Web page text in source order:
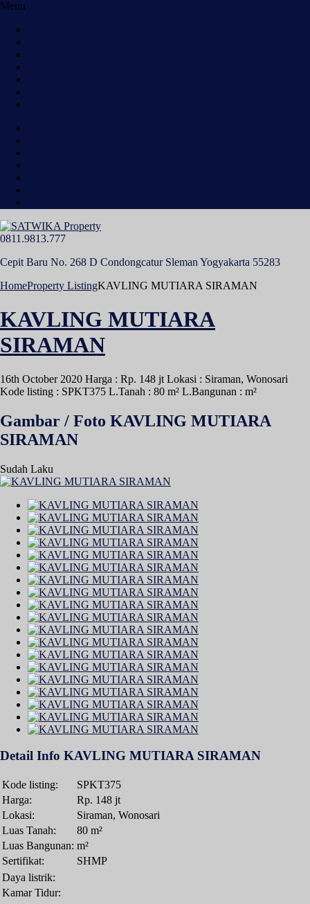
Menu
0811.9813.777
Cepit Baru No. 268 D Condongcatur Sleman Yogyakarta 55283
HomeProperty ListingKAVLING MUTIARA SIRAMAN
KAVLING MUTIARA
SIRAMAN
16th October 2020 Harga : Rp. 148 jt Lokasi : Siraman, Wonosari
Kode listing : SPKT375 L.Tanah : 80 m² L.Bangunan : m²
Gambar / Foto KAVLING MUTIARA
SIRAMAN
Sudah Laku
Detail Info KAVLING MUTIARA SIRAMAN
Kode listing:
SPKT375
Harga:
Rp. 148 jt
Lokasi:
Siraman, Wonosari
Luas Tanah:
80 m²
Luas Bangunan: m²
Sertifikat:
SHMP
Daya listrik:
Kamar Tidur: